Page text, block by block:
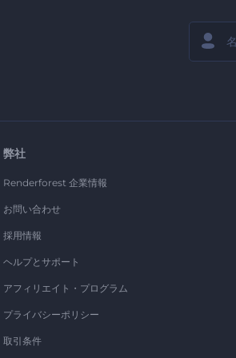
弊社
Renderforest 企業情報
お問い合わせ
採用情報
ヘルプとサポート
アフィリエイト・プログラム
プライバシーポリシー
取引条件